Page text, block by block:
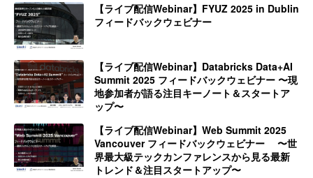
【ライブ配信Webinar】FYUZ 2025 in Dublin
フィードバックウェビナー
【ライブ配信Webinar】Databricks Data+AI
Summit 2025 フィードバックウェビナー 〜現
地参加者が語る注目キーノート＆スタートア
ップ〜
【ライブ配信Webinar】Web Summit 2025
Vancouver フィードバックウェビナー 〜世
界最大級テックカンファレンスから見る最新
トレンド＆注目スタートアップ〜